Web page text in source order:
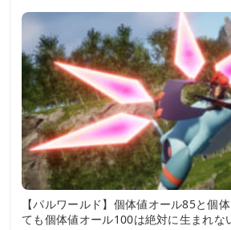
【パルワールド】個体値オール85と個
ても個体値オール100は絶対に生まれな